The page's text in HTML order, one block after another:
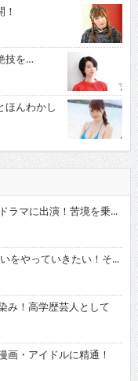
技を…
んわかし
マに出演！苦境を乗...
をやっていきたい！そ...
み！高学歴芸人として
・アイドルに精通！